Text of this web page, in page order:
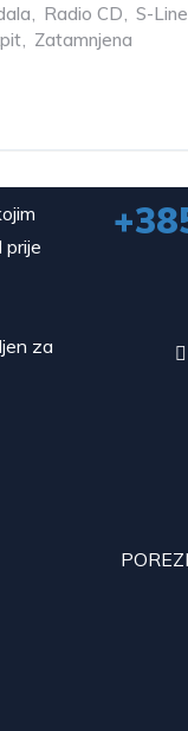
, Radio CD, S-Line
, Zatamnjena
prije
za